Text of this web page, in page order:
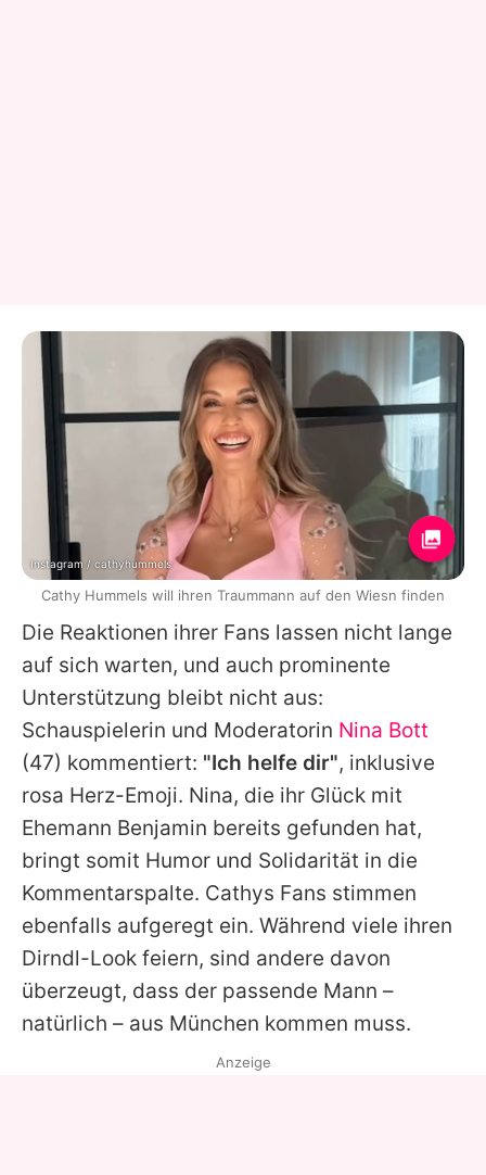
Die Reaktionen ihrer Fans lassen nicht lange
auf sich warten, und auch prominente
Unterstützung bleibt nicht aus:
Schauspielerin und Moderatorin Nina Bott
(47) kommentiert: "Ich helfe dir", inklusive
rosa Herz-Emoji. Nina, die ihr Glück mit
Ehemann Benjamin bereits gefunden hat,
bringt somit Humor und Solidarität in die
Kommentarspalte. Cathys Fans stimmen
ebenfalls aufgeregt ein. Während viele ihren
Dirndl-Look feiern, sind andere davon
überzeugt, dass der passende Mann –
natürlich – aus München kommen muss.
Instagram / cathyhummels
Cathy Hummels will ihren Traummann auf den Wiesn finden
Anzeige